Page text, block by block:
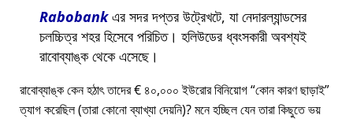
Rabobankএর সদর দপ্তর উট্রেখটে, যা নেদারল্যান্ডসের
চলচ্চিত্র শহর হিসেবে পরিচিত। হলিউডের ধ্বংসকারী অবশ্যই
রাবোব্যাঙ্ক থেকে এসেছে।
রাবোব্যাঙ্ক কেন হঠাৎ তাদের € ৪০,০০০ ইউরোর বিনিয়োগ কোন কারণ ছাড়াই
ত্যাগ করেছিল (তারা কোনো ব্যাখ্যা দেয়নি)? মনে হচ্ছিল যেন তারা কিছুতে ভয়